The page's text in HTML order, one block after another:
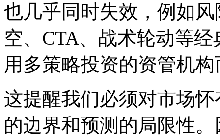
也几乎同时失效，例如
空、CTA、战术轮动等
用多策略投资的资管机
这提醒我们必须对市场
的边界和预测的局限性。